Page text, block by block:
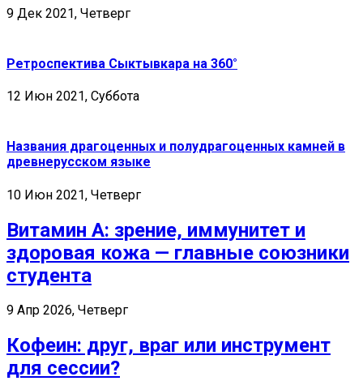
9 Дек 2021, Четверг
Ретроспектива Сыктывкара на 360°
12 Июн 2021, Суббота
Названия драгоценных и полудрагоценных камней в
древнерусском языке
10 Июн 2021, Четверг
Витамин А: зрение, иммунитет и
здоровая кожа — главные союзники
студента
9 Апр 2026, Четверг
Кофеин: друг, враг или инструмент
для сессии?